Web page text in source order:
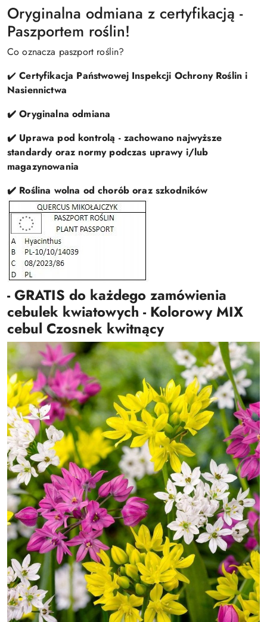
Oryginalna odmiana z certyfikacją -
Paszportem roślin!
Co oznacza paszport roślin?
✔️Certyfikacja Państwowej Inspekcji Ochrony Roślin i
Nasiennictwa
✔️ Oryginalna odmiana
✔️ Uprawa pod kontrolą - zachowano najwyższe
standardy oraz normy podczas uprawy i/lub
magazynowania
✔️ Roślina wolna od chorób oraz szkodników
- GRATIS do każdego zamówienia
cebulek kwiatowych - Kolorowy MIX
cebul Czosnek kwitnący